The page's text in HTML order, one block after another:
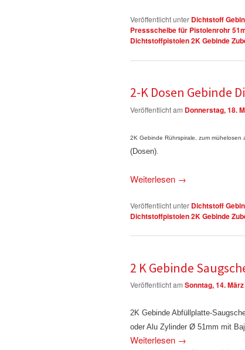
Veröffentlicht unter Dichtstoff
Pressscheibe für Pistolenrohr
Dichtstoffpistolen 2K Gebinde
2-K Dosen Gebinde
Veröffentlicht am Donnerstag, 18.
2K Gebinde Rührspirale, zum mühelosen
(Dosen)
Weiterlesen →
Veröffentlicht unter Dichtstoff
Dichtstoffpistolen 2K Gebinde
2 K Gebinde
Veröffentlicht am Sonntag, 14.
2K Gebinde Abfüllplatte-
oder Alu Zylinder Ø 51mm mit
Weiterlesen →